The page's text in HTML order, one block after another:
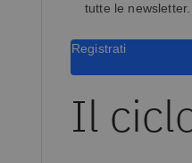
tutte le
Registrati
Il